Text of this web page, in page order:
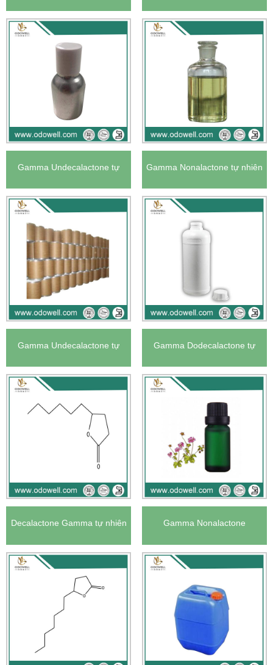
Gamma Undecalactone tự
nhiên của EU
Gamma Nonalactone tự nhiên
của EU
Gamma Undecalactone tự
nhiên của Hoa Kỳ
Gamma Dodecalactone tự
nhiên của Hoa Kỳ
Decalactone Gamma tự nhiên
của Hoa Kỳ
Gamma Nonalactone